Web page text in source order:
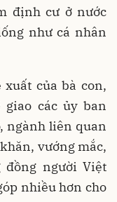
định cư ở nước
như cá nhân
của bà con,
giao các ủy ban
ngành liên quan
vướng mắc,
người Việt
nhiều hơn cho